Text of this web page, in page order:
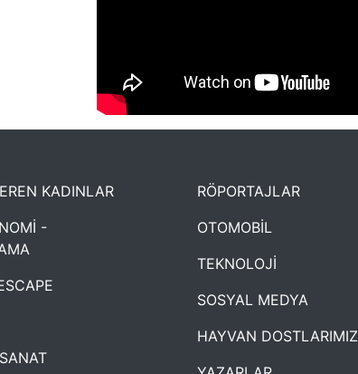
NYXmag 2. Yaş Kutlama Etkinliği
KADINLAR
-
RÖPORTAJLAR
OTOMOBİL
TEKNOLOJİ
SOSYAL MEDYA
HAYVAN DOSTLARIMIZ